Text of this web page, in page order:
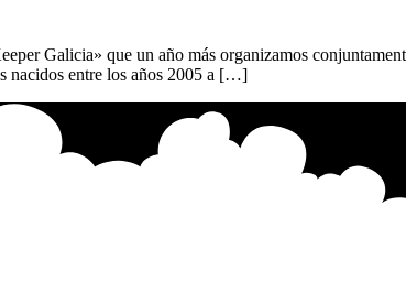
Galicia» que un año más organizamos
nacidos entre los años 2005 a […]